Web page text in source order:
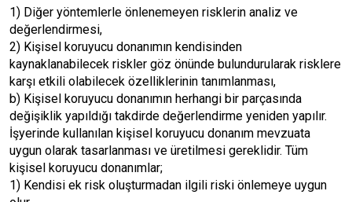
1) Diğer yöntemlerle önlenemeyen risklerin analiz ve
değerlendirmesi,
2) Kişisel koruyucu donanımın kendisinden
kaynaklanabilecek riskler göz önünde bulundurularak risklere
karşı etkili olabilecek özelliklerinin tanımlanması,
b) Kişisel koruyucu donanımın herhangi bir parçasında
değişiklik yapıldığı takdirde değerlendirme yeniden yapılır.
İşyerinde kullanılan kişisel koruyucu donanım mevzuata
uygun olarak tasarlanması ve üretilmesi gereklidir. Tüm
kişisel koruyucu donanımlar;
1) Kendisi ek risk oluşturmadan ilgili riski önlemeye uygun